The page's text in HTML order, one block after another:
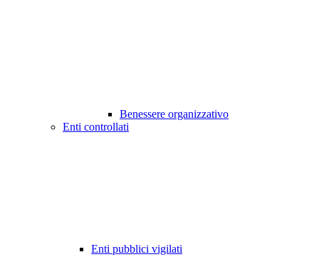
Benessere organizzativo
Enti controllati
Enti pubblici vigilati